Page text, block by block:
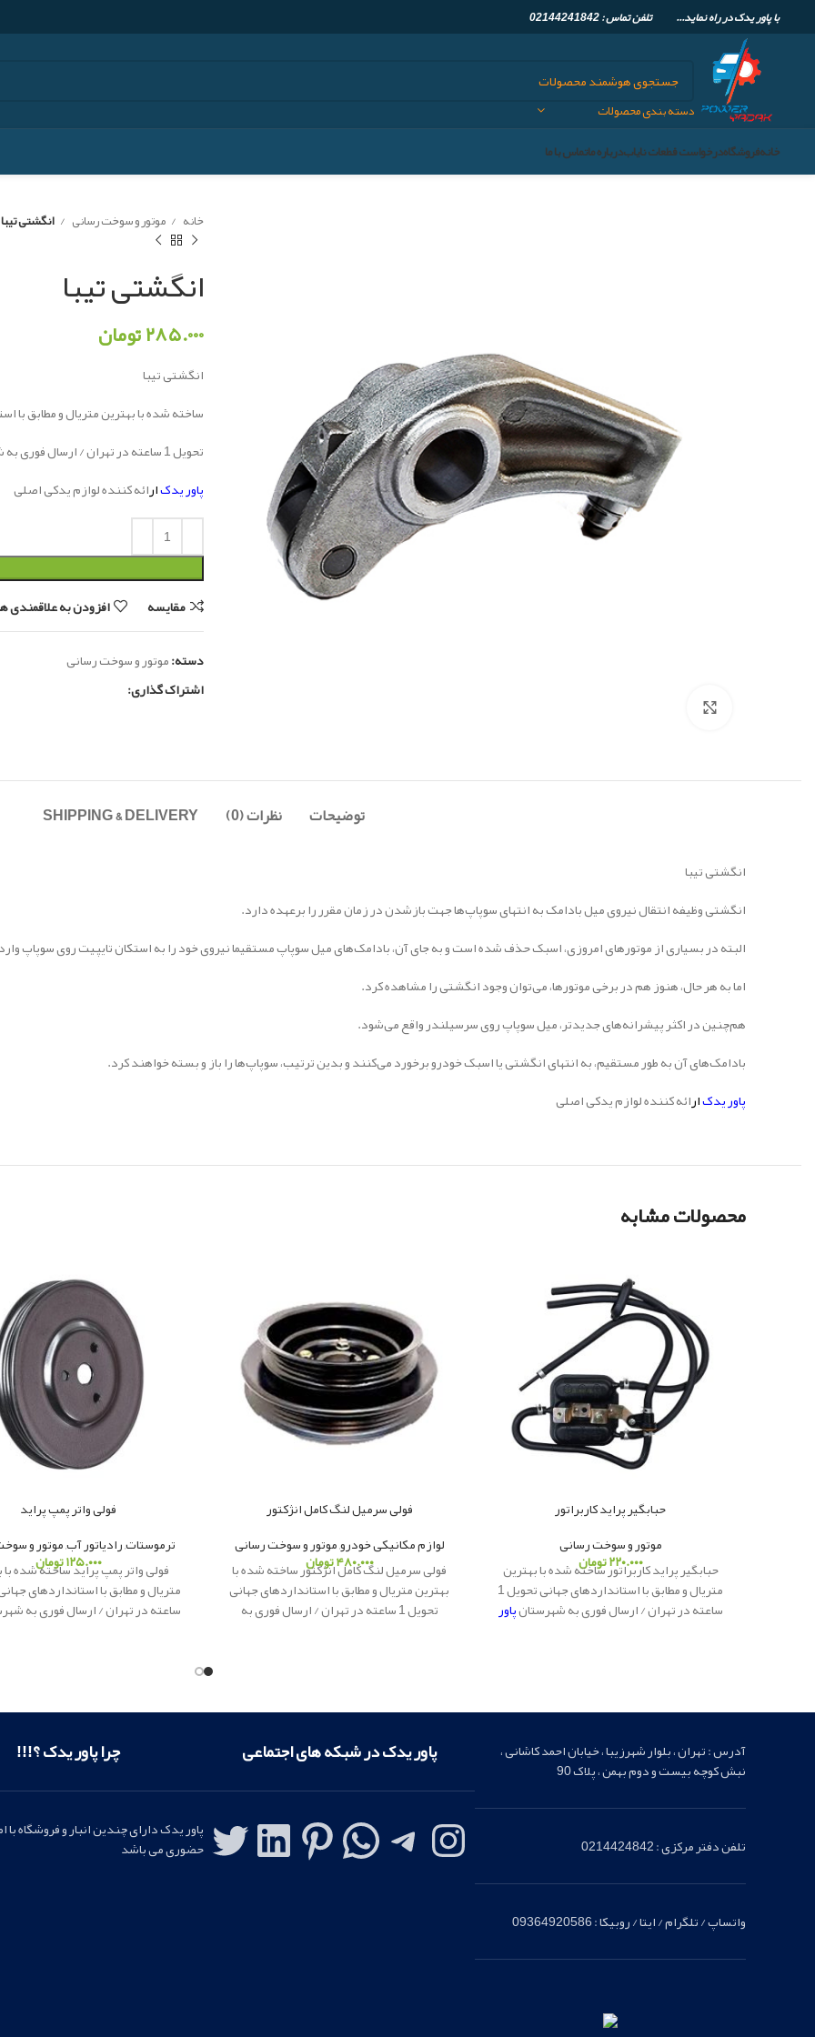
با پاور یدک در راه نماید... تلفن تماس :02144241842
دسته بندی محصولات
خانهفروشگاهدرخواست قطعات نایابدرباره ماتماس با ما
خانه موتور و سوخت رسانی انگشتی تیبا
انگشتی تیبا
۲۸۵.۰۰۰تومان
انگشتی تیبا
ساخته شده با بهترین متریال و مطابق با
تحویل 1 ساعته در تهران / ارسال فوری به شهرستان
پاور یدکارائه کننده لوازم یدکی اصلی
مقایسه
افزودن به علاقمندی
دسته:موتور و سوخت رسانی
اشتراک گذاری:
توضیحات نظرات (0) SHIPPING & DELIVERY
انگشتی تیبا
انگشتی وظیفه انتقال نیروی میل بادامک به انتهای سوپاپ‌ها جهت بازشدن در زمان مقرر را برعهده دارد.
البته در بسیاری از موتورهای امروزی، اسبک حذف شده است و به جای آن، بادامک‌های میل سوپاپ مستقیما نیروی خود را به استکان تایپیت روی سوپاپ
اما به هر حال، هنوز هم در برخی موتورها، می‌توان وجود انگشتی را مشاهده کرد.
هم‌چنین در اکثر پیشرانه‌های جدیدتر، میل سوپاپ روی سرسیلندر واقع می‌شود.
بادامک‌های آن به طور مستقیم، به انتهای انگشتی یا اسبک خودرو برخورد می‌کنند و بدین ترتیب، سوپاپ‌ها را باز و بسته خواهند کرد.
پاور یدکارائه کننده لوازم یدکی اصلی
محصولات مشابه
حبابگیر پراید کاربراتور
موتور و سوخت رسانی
۲۲۰.۰۰۰تومان
حبابگیر پراید کاربراتور ساخته شده با بهترین
متریال و مطابق با استانداردهای جهانی تحویل 1
ساعته در تهران / ارسال فوری به شهرستانپاور
فولی سرمیل لنگ کامل انژکتور
لوازم مکانیکی خودرو,موتور و سوخت رسانی
۴۸۰.۰۰۰تومان
فولی سرمیل لنگ کامل انژکتور ساخته شده با
بهترین متریال و مطابق با استانداردهای جهانی
تحویل 1 ساعته در تهران / ارسال فوری به
فولی واتر پمپ پراید
ترموستات,رادیاتور آب,موتور و
۱۲۵.۰۰۰تومان
فولی واتر پمپ پراید ساخته شده
ساعته در تهران / ارسال فوری به
آدرس : تهران ، بلوار شهرزیبا ، خیابان احمد کاشانی ،
نبش کوچه بیست و دوم بهمن ، پلاک 90
تلفن دفتر مرکزی : 0214424842
واتساپ / تلگرام / ایتا / روبیکا : 09364920586
پاور یدک در شبکه های اجتماعی چرا پاور یدک ؟!!!
پاور یدک دارای چندین انبار و فروشگاه با
حضوری می باشد